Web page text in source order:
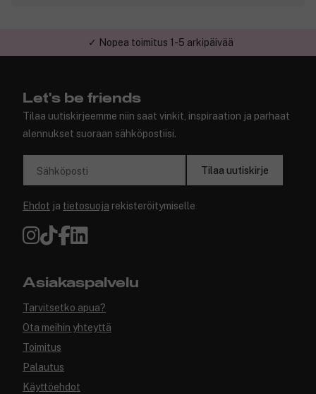
Let's be friends
Tilaa uutiskirjeemme niin saat vinkit, inspiraation ja parhaat
alennukset suoraan sähköpostiisi.
Sähköposti Tilaa uutiskirje
Ehdot ja tietosuoja rekisteröitymiselle
Asiakaspalvelu
Tarvitsetko apua?
Ota meihin yhteyttä
Toimitus
Palautus
Käyttöehdot